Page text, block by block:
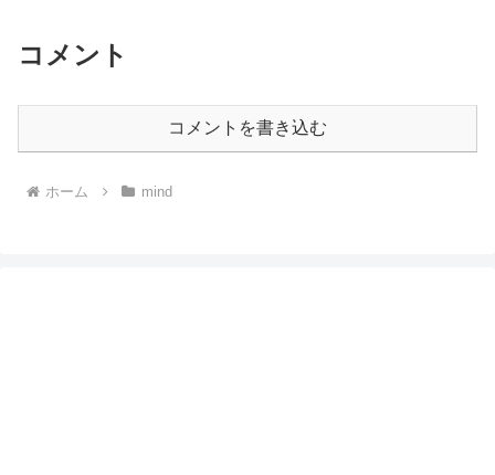
コメント
コメントを書き込む
ホーム mind